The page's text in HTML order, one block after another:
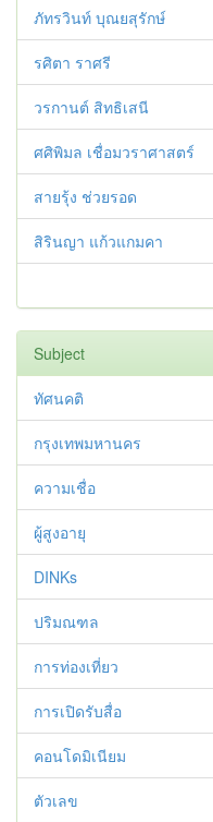
ภัทรวินท์ บุณยสุรักษ์
รศิตา ราศรี
วรกานต์ สิทธิเสนี
ศศิพิมล เชื่อมวราศาสตร์
สายรุ้ง ช่วยรอด
สิรินญา แก้วแกมคา
Subject
ทัศนคติ
กรุงเทพมหานคร
ความเชื่อ
ผู้สูงอายุ
DINKs
ปริมณฑล
การท่องเที่ยว
การเปิดรับสื่อ
คอนโดมิเนียม
ตัวเลข